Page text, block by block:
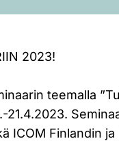
2023!
teemalla
ICOM Finlandin